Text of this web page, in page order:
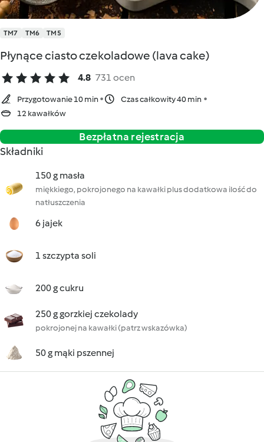
TM7 TM6 TM5
Płynące ciasto czekoladowe (lava cake)
4.8 731 ocen
Przygotowanie 10 min
Czas całkowity 40 min
12 kawałków
Bezpłatna rejestracja
Składniki
150 g masła
miękkiego, pokrojonego na kawałki plus dodatkowa ilość do
natłuszczenia
6 jajek
1 szczypta soli
200 g cukru
250 g gorzkiej czekolady
pokrojonej na kawałki (patrz wskazówka)
50 g mąki pszennej